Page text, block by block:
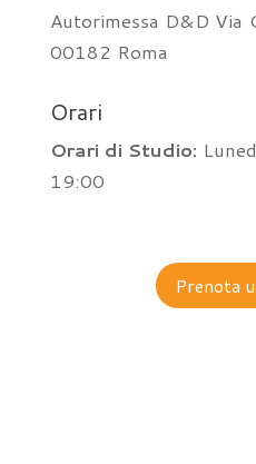
Autorimessa D&D Via
00182 Roma
Orari
Orari di Studio:
19:00
Prenota